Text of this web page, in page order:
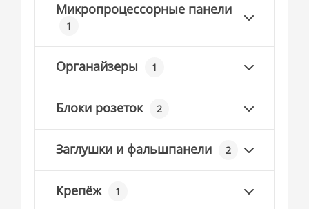
Микропроцессорные панели
1
Органайзеры 1
Блоки розеток 2
Заглушки и фальшпанели 2
Крепёж 1